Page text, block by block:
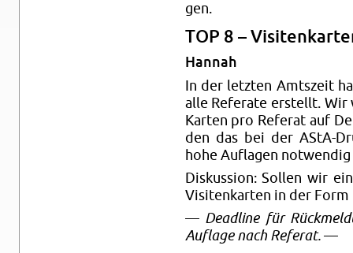
gen.
TOP 8 –
Han­nah
In der letz­ten Amts­zeit
alle Re­fe­ra­te er­stellt. Wir
Kar­ten pro Re­fe­rat auf
den das bei der AStA-
hohe Auf­la­gen not­wen­dig
Dis­kus­si­on: Sol­len wir
Vi­si­ten­kar­ten in der Form
— Dead­line für
Auf­la­ge nach Re­fe­rat.—